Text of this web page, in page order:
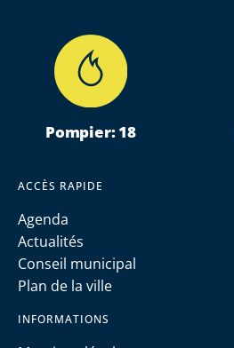
Pompier: 18
ACCÈS RAPIDE
Agenda
Actualités
Conseil municipal
Plan de la ville
INFORMATIONS